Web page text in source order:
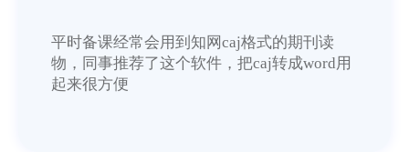
平时备课经常会用到知网caj格式的期刊读
物，同事推荐了这个软件，把caj转成word用
起来很方便